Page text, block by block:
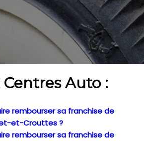
Auto :
rembourser sa franchise de
et-Crouttes ?
rembourser sa franchise de